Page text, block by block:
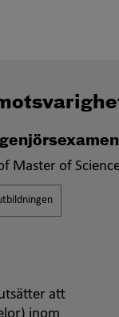
Master of
att